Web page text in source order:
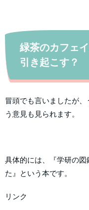
緑茶のカフェ
引き起こす？
冒頭でも言いましたが
う意見も見られます。
具体的には、『学研の
た』という本です。
リンク